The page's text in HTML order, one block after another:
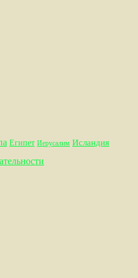
Египет Иерусалим Исландия